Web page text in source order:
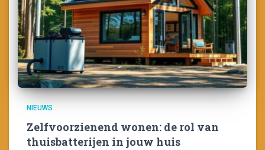
NIEUWS
Zelfvoorzienend wonen: de rol van
thuisbatterijen in jouw huis